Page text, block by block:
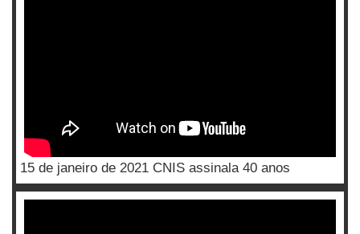
15 de janeiro de 2021 CNIS assinala 40 anos